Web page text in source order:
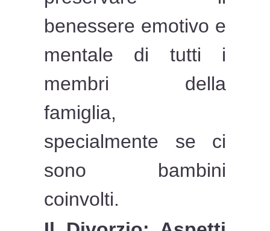
benessere emotivo e
mentale di tutti i
membri della
famiglia,
specialmente se ci
sono bambini
coinvolti.